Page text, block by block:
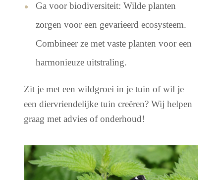
Ga voor biodiversiteit: Wilde planten
zorgen voor een gevarieerd ecosysteem.
Combineer ze met vaste planten voor een
harmonieuze uitstraling.
Zit je met een wildgroei in je tuin of wil je
een diervriendelijke tuin creëren? Wij helpen
graag met advies of onderhoud!